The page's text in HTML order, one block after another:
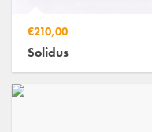
€210,00
Solidus